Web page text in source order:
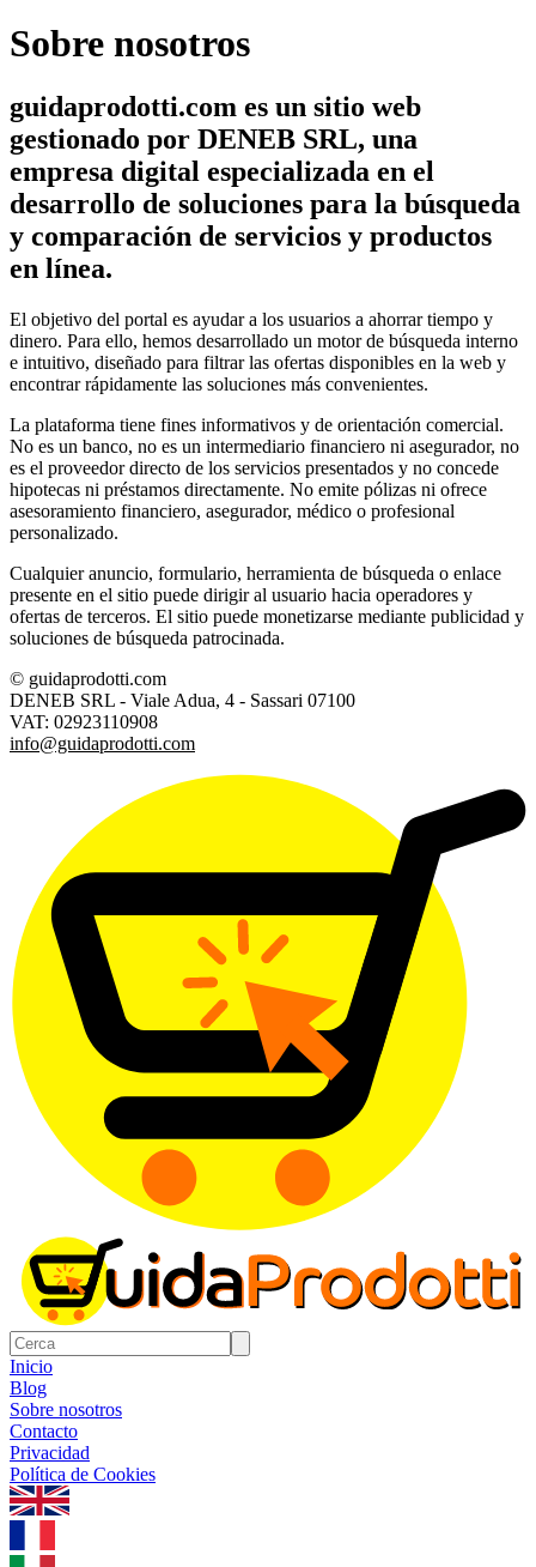
Sobre nosotros
guidaprodotti.com es un sitio web
gestionado por DENEB SRL, una
empresa digital especializada en el
desarrollo de soluciones para la búsqueda
y comparación de servicios y productos
en línea.
El objetivo del portal es ayudar a los usuarios a ahorrar tiempo y
dinero. Para ello, hemos desarrollado un motor de búsqueda interno
e intuitivo, diseñado para filtrar las ofertas disponibles en la web y
encontrar rápidamente las soluciones más convenientes.
La plataforma tiene fines informativos y de orientación comercial.
No es un banco, no es un intermediario financiero ni asegurador, no
es el proveedor directo de los servicios presentados y no concede
hipotecas ni préstamos directamente. No emite pólizas ni ofrece
asesoramiento financiero, asegurador, médico o profesional
personalizado.
Cualquier anuncio, formulario, herramienta de búsqueda o enlace
presente en el sitio puede dirigir al usuario hacia operadores y
ofertas de terceros. El sitio puede monetizarse mediante publicidad y
soluciones de búsqueda patrocinada.
© guidaprodotti.com
DENEB SRL - Viale Adua, 4 - Sassari 07100
VAT: 02923110908
info@guidaprodotti.com
Inicio
Blog
Sobre nosotros
Contacto
Privacidad
Política de Cookies